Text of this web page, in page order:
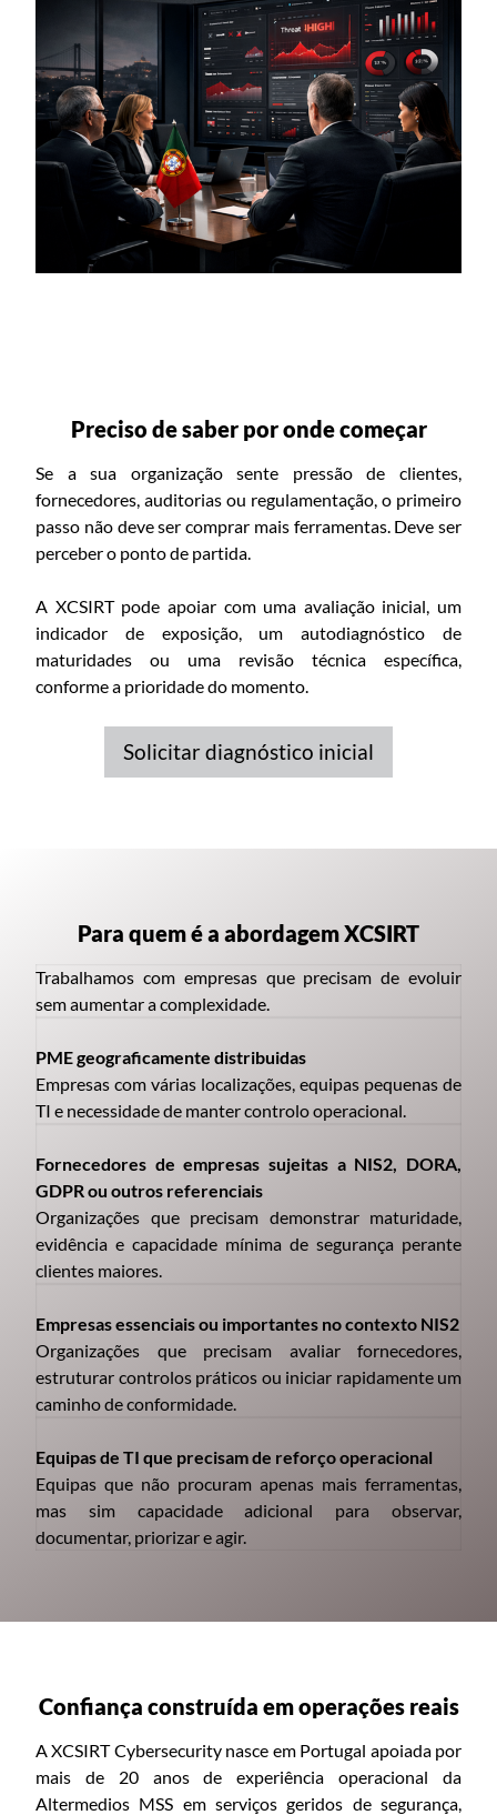
Preciso de saber por onde começar
Se a sua organização sente pressão de clientes,
fornecedores, auditorias ou regulamentação, o primeiro
passo não deve ser comprar mais ferramentas. Deve ser
perceber o ponto de partida.
A XCSIRT pode apoiar com uma avaliação inicial, um
indicador de exposição, um autodiagnóstico de
maturidades ou uma revisão técnica específica,
conforme a prioridade do momento.
Solicitar diagnóstico inicial
Para quem é a abordagem XCSIRT
Trabalhamos com empresas que precisam de evoluir
sem aumentar a complexidade.
PME geograficamente distribuidas
Empresas com várias localizações, equipas pequenas de
TI e necessidade de manter controlo operacional.
Fornecedores de empresas sujeitas a NIS2, DORA,
GDPR ou outros referenciais
Organizações que precisam demonstrar maturidade,
evidência e capacidade mínima de segurança perante
clientes maiores.
Empresas essenciais ou importantes no contexto NIS2
Organizações que precisam avaliar fornecedores,
estruturar controlos práticos ou iniciar rapidamente um
caminho de conformidade.
Equipas de TI que precisam de reforço operacional
Equipas que não procuram apenas mais ferramentas,
mas sim capacidade adicional para observar,
documentar, priorizar e agir.
Confiança construída em operações reais
A XCSIRT Cybersecurity nasce em Portugal apoiada por
mais de 20 anos de experiência operacional da
Altermedios MSS em serviços geridos de segurança,